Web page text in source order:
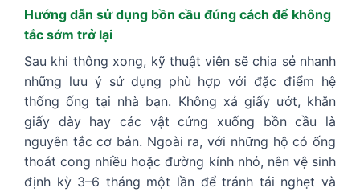
Hướng dẫn sử dụng bồn cầu đúng cách để không
tắc sớm trở lại
Sau khi thông xong, kỹ thuật viên sẽ chia sẻ nhanh
những lưu ý sử dụng phù hợp với đặc điểm hệ
thống ống tại nhà bạn. Không xả giấy ướt, khăn
giấy dày hay các vật cứng xuống bồn cầu là
nguyên tắc cơ bản. Ngoài ra, với những hộ có ống
thoát cong nhiều hoặc đường kính nhỏ, nên vệ sinh
định kỳ 3–6 tháng một lần để tránh tái nghẹt và